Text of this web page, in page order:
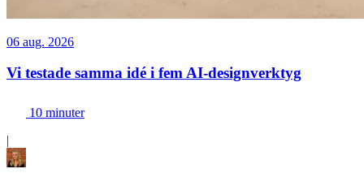
06 aug. 2026
Vi testade samma idé i fem AI-designverktyg
10 minuter
|